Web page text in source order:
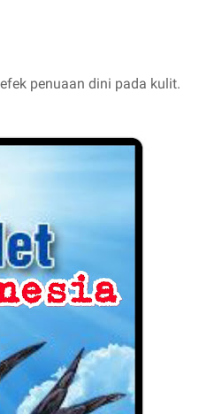
penuaan dini pada kulit.